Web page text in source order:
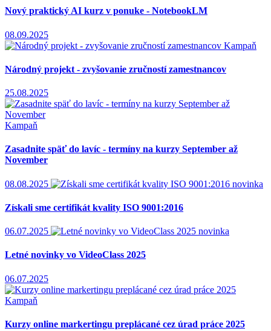
Nový praktický AI kurz v ponuke - NotebookLM
08.09.2025
Kampaň
Národný projekt - zvyšovanie zručností zamestnancov
25.08.2025
Kampaň
Zasadnite späť do lavíc - termíny na kurzy September až
November
08.08.2025 novinka
Získali sme certifikát kvality ISO 9001:2016
06.07.2025 novinka
Letné novinky vo VideoClass 2025
06.07.2025
Kampaň
Kurzy online markertingu preplácané cez úrad práce 2025